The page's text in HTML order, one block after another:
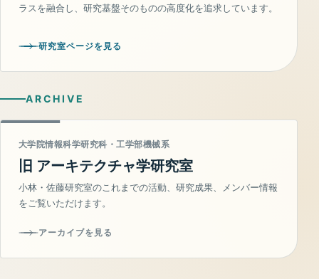
ラスを融合し、研究基盤そのものの高度化を追求しています。
研究室ページを見る
ARCHIVE
大学院情報科学研究科・工学部機械系
旧 アーキテクチャ学研究室
小林・佐藤研究室のこれまでの活動、研究成果、メンバー情報
をご覧いただけます。
アーカイブを見る